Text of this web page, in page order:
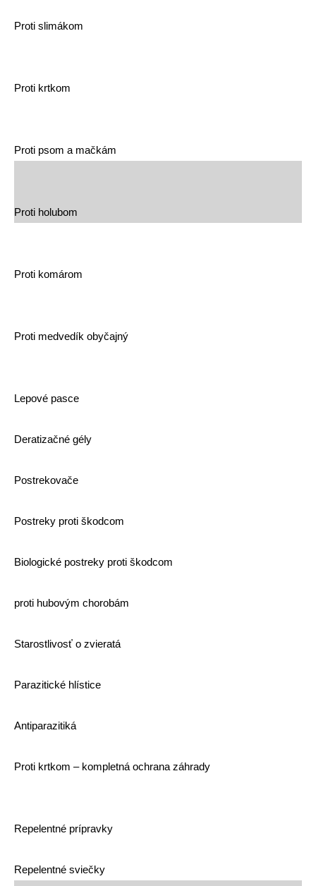
Proti slimákom
Proti krtkom
Proti psom a mačkám
Proti holubom
Proti komárom
Proti medvedík obyčajný
Lepové pasce
Deratizačné gély
Postrekovače
Postreky proti škodcom
Biologické postreky proti škodcom
proti hubovým chorobám
Starostlivosť o zvieratá
Parazitické hlístice
Antiparazitiká
Proti krtkom – kompletná ochrana záhrady
Repelentné prípravky
Repelentné sviečky